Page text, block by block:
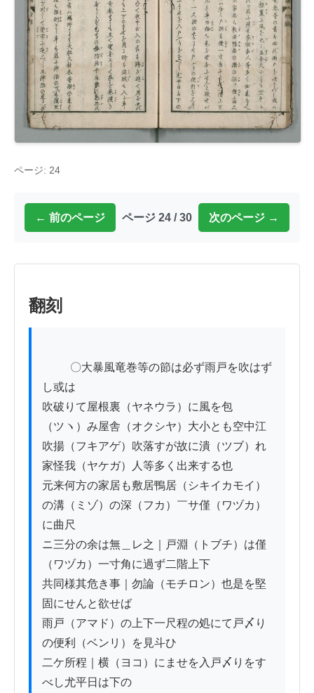
ページ: 24
← 前のページ ページ 24 / 30 次のページ →
翻刻
し或は
吹破りて屋根裏（ヤネウラ）に風を包
（ツヽ）み屋舎（オクシヤ）大小とも空中江
吹揚（フキアゲ）吹落すが故に潰（ツブ）れ
家怪我（ヤケガ）人等多く出来する也
元来何方の家居も敷居鴨居（シキイカモイ）
の溝（ミゾ）の深（フカ）￣サ僅（ワヅカ）
に曲尺
ニ三分の余は無＿レ之｜戸淵（トブチ）は僅
（ワヅカ）一寸角に過ず二階上下
共同様其危き事｜勿論（モチロン）也是を堅
固にせんと欲せば
雨戸（アマド）の上下一尺程の処にて戸〆り
の便利（ベンリ）を見斗ひ
二ケ所程｜横（ヨコ）にませを入戸〆りをす
べし尤平日は下の